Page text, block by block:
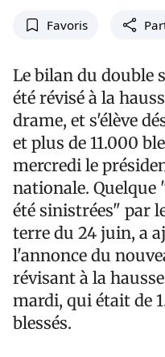
Favoris
Le bilan du double
été révisé à la
drame, et s'élève
et plus de 11.000
mercredi le
nationale. Quelque
été sinistrées" par
terre du 24 juin, a
l'annonce du
révisant à la
mardi, qui était de
blessés.